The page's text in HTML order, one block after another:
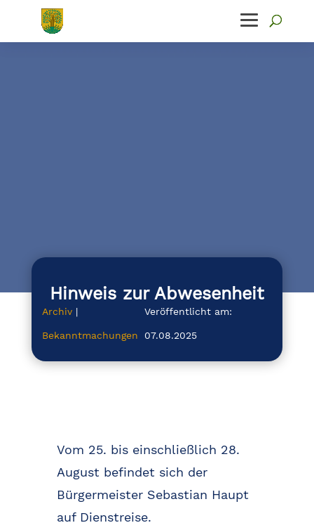
Hinweis zur Abwesenheit
Archiv|
Bekanntmachungen
Veröffentlicht am:
07.08.2025
Vom 25. bis einschließlich 28.
August befindet sich der
Bürgermeister Sebastian Haupt
auf Dienstreise.